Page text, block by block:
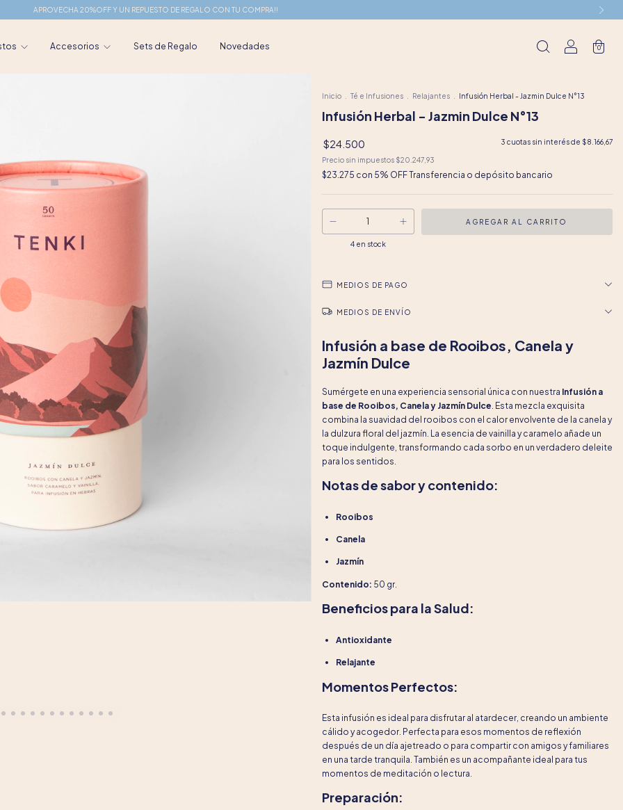
APROVECHA 20%OFF Y UN REPUESTO DE REGALO CON TU COMPRA!!
Accesorios Sets de Regalo Novedades 0
Inicio Té e Infusiones Relajantes Infusión Herbal - Jazmin Dulce N°13
Infusión Herbal - Jazmin Dulce N°13
$24.500 3 cuotas sin interés de $8.166,67
Precio sin impuestos $20.247,93
$23.275 con 5% OFF Transferencia o depósito bancario
4en stock
MEDIOS DE PAGO
MEDIOS DE ENVÍO
Infusión a base de Rooibos, Canela y
Jazmín Dulce
Sumérgete en una experiencia sensorial única con nuestra Infusión a
base de Rooibos, Canela y Jazmín Dulce . Esta mezcla exquisita
combina la suavidad del rooibos con el calor envolvente de la canela y
la dulzura floral del jazmín. La esencia de vainilla y caramelo añade un
toque indulgente, transformando cada sorbo en un verdadero deleite
para los sentidos.
Notas de sabor y contenido:
Rooibos
Canela
Jazmín
Contenido: 50 gr.
Beneficios para la Salud:
Antioxidante
Relajante
Momentos Perfectos:
Esta infusión es ideal para disfrutar al atardecer, creando un ambiente
cálido y acogedor. Perfecta para esos momentos de reflexión
después de un día ajetreado o para compartir con amigos y familiares
en una tarde tranquila. También es un acompañante ideal para tus
momentos de meditación o lectura.
Preparación: